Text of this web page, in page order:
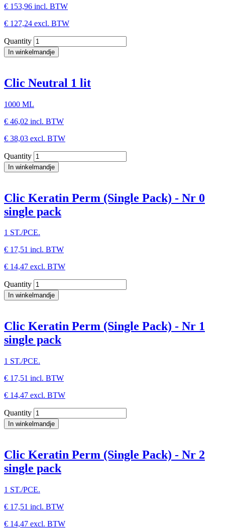
€ 153,96 incl. BTW
€ 127,24 excl. BTW
Quantity
Clic Neutral 1 lit
1000 ML
€ 46,02 incl. BTW
€ 38,03 excl. BTW
Quantity
Clic Keratin Perm (Single Pack) - Nr 0
single pack
1 ST./PCE.
€ 17,51 incl. BTW
€ 14,47 excl. BTW
Quantity
Clic Keratin Perm (Single Pack) - Nr 1
single pack
1 ST./PCE.
€ 17,51 incl. BTW
€ 14,47 excl. BTW
Quantity
Clic Keratin Perm (Single Pack) - Nr 2
single pack
1 ST./PCE.
€ 17,51 incl. BTW
€ 14,47 excl. BTW